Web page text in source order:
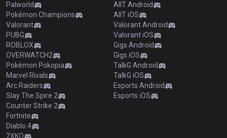
Palworld
Pokémon Champions
Valorant
PUBG
ROBLOX
OVERWATCH2
Pokémon Pokopia
Marvel Rivals
Arc Raiders
Slay The Spire 2
Counter Strike 2
Fortnite
Diablo 4
2XKO
AllT Android
AllT iOS
Valorant Android
Valorant iOS
Gigs Android
Gigs iOS
TalkG Android
TalkG iOS
Esports Android
Esports iOS